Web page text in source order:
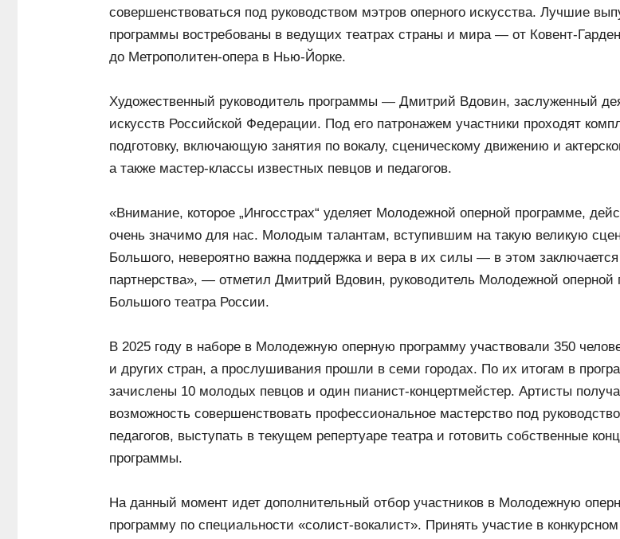
совершенствоваться под руководством мэтров оперного искусства. Лучшие
программы востребованы в ведущих театрах страны и мира — от Ковент-
до Метрополитен-опера в Нью-Йорке.
Художественный руководитель программы — Дмитрий Вдовин, заслуженный
искусств Российской Федерации. Под его патронажем участники проходят
подготовку, включающую занятия по вокалу, сценическому движению и
а также мастер-классы известных певцов и педагогов.
«Внимание, которое „Ингосстрах“ уделяет Молодежной оперной программе,
очень значимо для нас. Молодым талантам, вступившим на такую великую
Большого, невероятно важна поддержка и вера в их силы — в этом
партнерства», — отметил Дмитрий Вдовин, руководитель Молодежной оперной
Большого театра России.
В 2025 году в наборе в Молодежную оперную программу участвовали 350
и других стран, а прослушивания прошли в семи городах. По их итогам в
зачислены 10 молодых певцов и один пианист-концертмейстер. Артисты
возможность совершенствовать профессиональное мастерство под
педагогов, выступать в текущем репертуаре театра и готовить собственные
программы.
На данный момент идет дополнительный отбор участников в Молодежную
программу по специальности «солист-вокалист». Принять участие в